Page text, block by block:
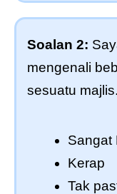
Soalan 2:
mengenali
sesuatu majlis.
Sangat
Kerap
Tak